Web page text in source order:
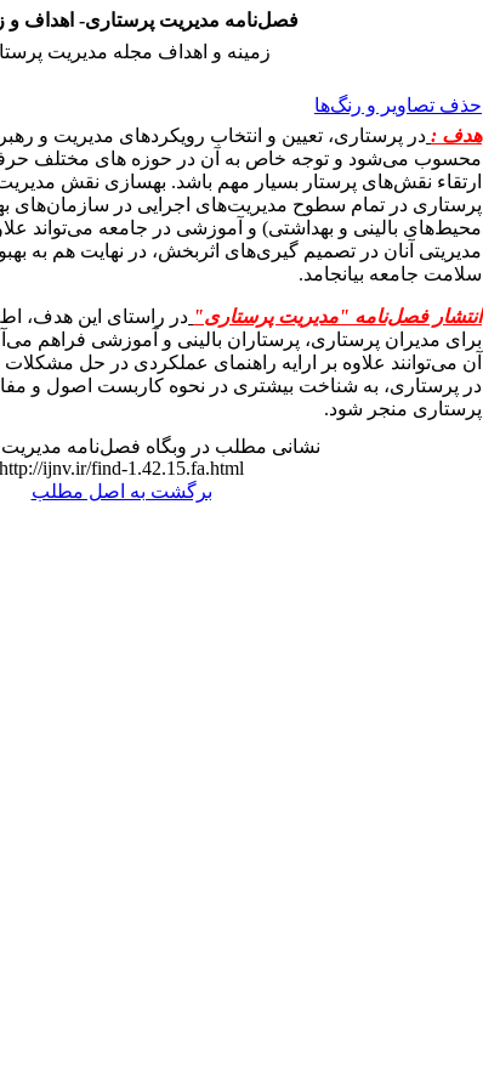
فصل‌نامه مدیریت پرستاری- اهداف و
زمینه و اهداف مجله مدیریت
حذف تصاویر و رنگ‌ها
هدف : در پرستاری، تعیین و انتخاب رویکردهای مدیریت و
محسوب می‌شود و توجه خاص به آن در حوزه های مختلف
ارتقاء نقش‌های پرستار بسیار مهم باشد. بهسازی نقش
پرستاری در تمام سطوح مدیریت‌های اجرایی در سازمان‌های
محیط‌های بالینی و بهداشتی) و آموزشی در جامعه می‌تواند
مدیریتی آنان در تصمیم گیری‌های اثربخش، در نهایت هم به
سلامت جامعه بیانجامد.
انتشار فصل‌نامه "مدیریت پرستاری" در راستای این هدف،
برای مدیران پرستاری، پرستاران بالینی و آموزشی فراهم
آن می‌توانند علاوه بر ارایه راهنمای عملکردی در حل مشکلات
در پرستاری، به شناخت بیشتری در نحوه کاربست اصول و
پرستاری منجر شود.
نشانی مطلب در وبگاه فصل‌نامه
http://ijnv.ir/find-1.42.15.fa.html
برگشت به اصل مطلب